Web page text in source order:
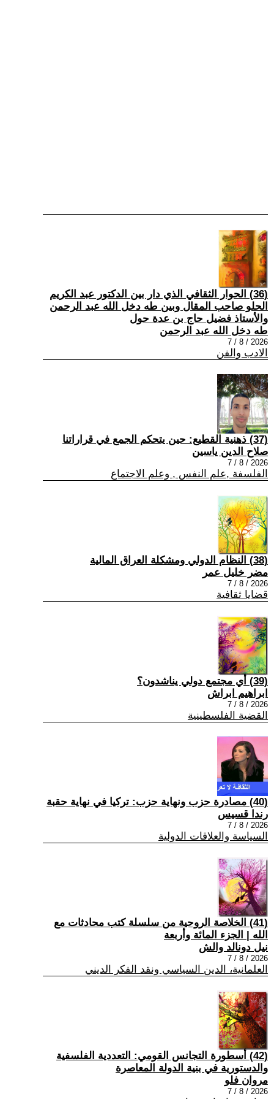
(36) الحوار الثقافي الذي دار بين الدكتور عبد الكريم
الحلو صاحب المقال وبين طه دخل الله عبد الرحمن
والأستاذ فضيل حاج بن عدة حول
طه دخل الله عبد الرحمن
2026 / 8 / 7
الادب والفن
(37) ذهنية القطيع: حين يتحكم الجمع في قراراتنا
صلاح الدين ياسين
2026 / 8 / 7
الفلسفة ,علم النفس , وعلم الاجتماع
(38) النظام الدولي ومشكلة العراق المالية
مضر خليل عمر
2026 / 8 / 7
قضايا ثقافية
(39) أي مجتمع دولي يناشدون؟
ابراهيم ابراش
2026 / 8 / 7
القضية الفلسطينية
(40) مصادرة حزب ونهاية حزب: تركيا في نهاية حقبة
رندا قسيس
2026 / 8 / 7
السياسة والعلاقات الدولية
(41) الخلاصة الروحية من سلسلة كتب محادثات مع
الله | الجزء المائة وأربعة
نيل دونالد والش
2026 / 8 / 7
العلمانية، الدين السياسي ونقد الفكر الديني
(42) أسطورة التجانس القومي: التعددية الفلسفية
والدستورية في بنية الدولة المعاصرة
مروان فلو
2026 / 8 / 7